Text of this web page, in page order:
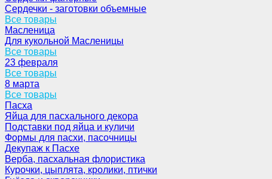
Сердечки - заготовки объемные
Все товары
Масленица
Для кукольной Масленицы
Все товары
23 февраля
Все товары
8 марта
Все товары
Пасха
Яйца для пасхального декора
Подставки под яйца и куличи
Формы для пасхи, пасочницы
Декупаж к Пасхе
Верба, пасхальная флористика
Курочки, цыплята, кролики, птички